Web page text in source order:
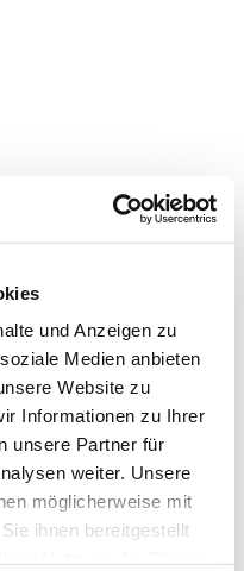
und Anzeigen zu
Medien anbieten
Website zu
Informationen zu Ihrer
unsere Partner für
weiter. Unsere
möglicherweise mit
ihnen bereitgestellt